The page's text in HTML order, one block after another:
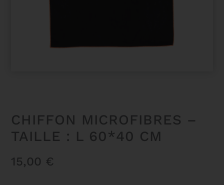
CHIFFON MICROFIBRES –
TAILLE : L 60*40 CM
15,00 €